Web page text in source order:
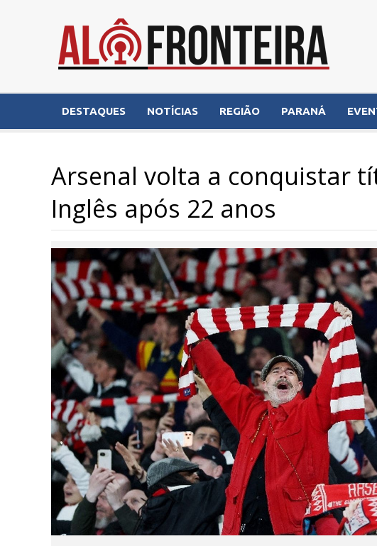
DESTAQUES NOTÍCIAS REGIÃO PARANÁ
Arsenal volta a conquistar
Inglês após 22 anos